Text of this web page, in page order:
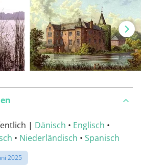
| Dänisch • Englisch •
• Niederländisch • Spanisch
2025